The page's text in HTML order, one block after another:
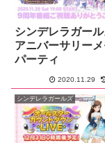
シンデレラガー
アニバーサリー
パーティ
2020.11.29
シンデレラガールズ